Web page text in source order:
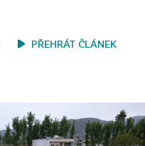
PŘEHRÁT ČLÁNEK